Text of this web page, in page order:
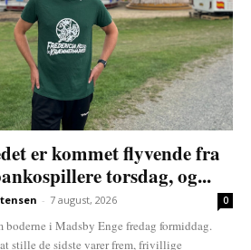
er kommet flyvende fra
torsdag, og...
- 7 august, 2026 0
i Madsby Enge fredag formiddag.
stille de sidste varer frem, frivillige